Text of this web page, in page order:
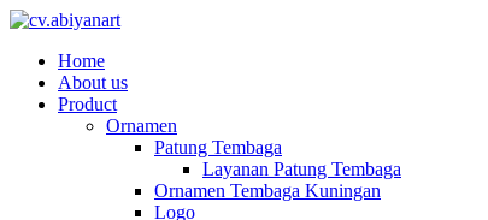
Home
About us
Product
Ornamen
Patung Tembaga
Layanan Patung Tembaga
Ornamen Tembaga Kuningan
Logo